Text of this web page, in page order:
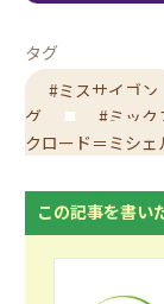
タグ
#ミスサイゴン
グ
#ミック
クロード＝ミシェ
この記事を書い